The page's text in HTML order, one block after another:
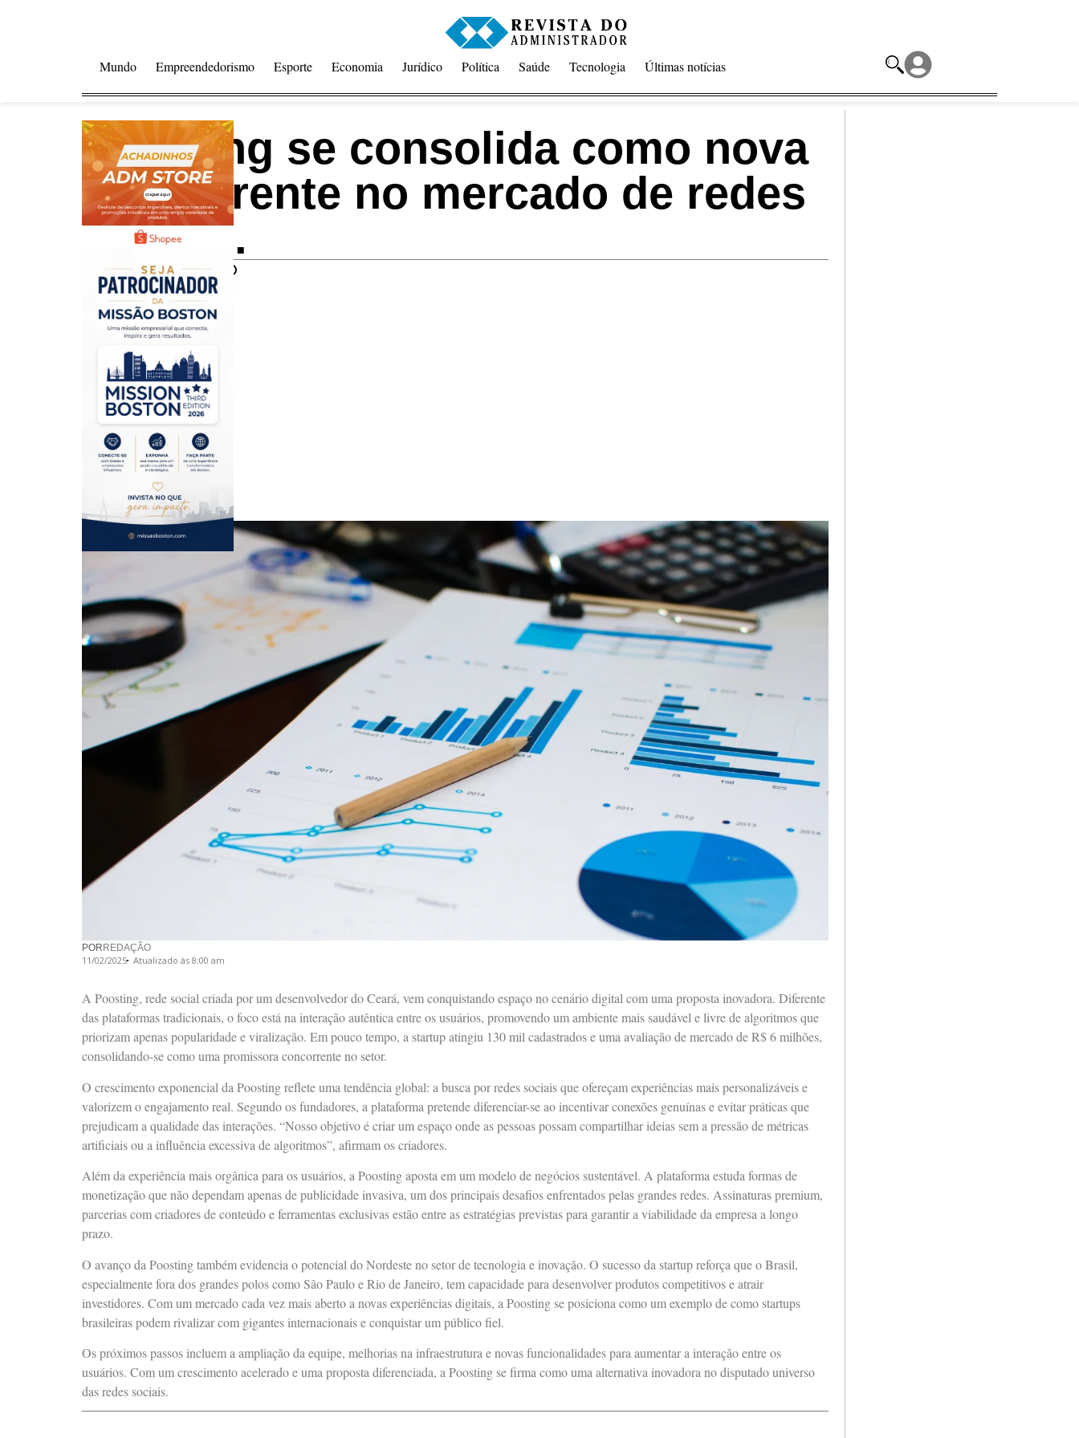
Mundo Empreendedorismo Esporte Economia Jurídico Política Saúde Tecnologia Últimas notícias
Poosting se consolida como nova
concorrente no mercado de redes
sociais.
Compartilhar notícia
PORREDAÇÃO
11/02/2025 Atualizado às 8:00 am
A Poosting, rede social criada por um desenvolvedor do Ceará, vem conquistando espaço no cenário digital com uma proposta inovadora. Diferente
das plataformas tradicionais, o foco está na interação autêntica entre os usuários, promovendo um ambiente mais saudável e livre de algoritmos que
priorizam apenas popularidade e viralização. Em pouco tempo, a startup atingiu 130 mil cadastrados e uma avaliação de mercado de R$ 6 milhões,
consolidando-se como uma promissora concorrente no setor.
O crescimento exponencial da Poosting reflete uma tendência global: a busca por redes sociais que ofereçam experiências mais personalizáveis e
valorizem o engajamento real. Segundo os fundadores, a plataforma pretende diferenciar-se ao incentivar conexões genuínas e evitar práticas que
prejudicam a qualidade das interações. “Nosso objetivo é criar um espaço onde as pessoas possam compartilhar ideias sem a pressão de métricas
artificiais ou a influência excessiva de algoritmos”, afirmam os criadores.
Além da experiência mais orgânica para os usuários, a Poosting aposta em um modelo de negócios sustentável. A plataforma estuda formas de
monetização que não dependam apenas de publicidade invasiva, um dos principais desafios enfrentados pelas grandes redes. Assinaturas premium,
parcerias com criadores de conteúdo e ferramentas exclusivas estão entre as estratégias previstas para garantir a viabilidade da empresa a longo
prazo.
O avanço da Poosting também evidencia o potencial do Nordeste no setor de tecnologia e inovação. O sucesso da startup reforça que o Brasil,
especialmente fora dos grandes polos como São Paulo e Rio de Janeiro, tem capacidade para desenvolver produtos competitivos e atrair
investidores. Com um mercado cada vez mais aberto a novas experiências digitais, a Poosting se posiciona como um exemplo de como startups
brasileiras podem rivalizar com gigantes internacionais e conquistar um público fiel.
Os próximos passos incluem a ampliação da equipe, melhorias na infraestrutura e novas funcionalidades para aumentar a interação entre os
usuários. Com um crescimento acelerado e uma proposta diferenciada, a Poosting se firma como uma alternativa inovadora no disputado universo
das redes sociais.